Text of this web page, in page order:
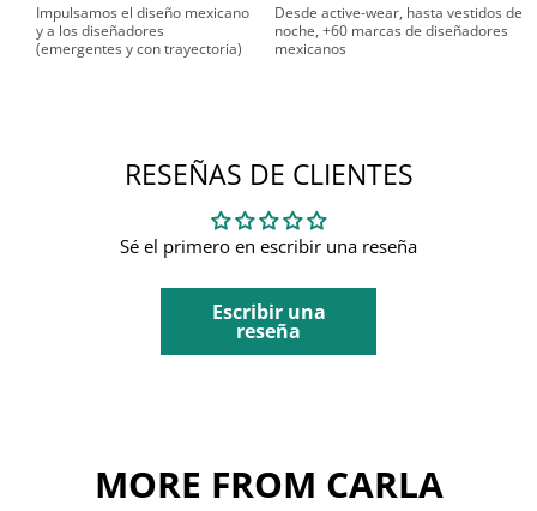
Impulsamos el diseño mexicano
y a los diseñadores
(emergentes y con trayectoria)
Desde active-wear, hasta vestidos de
noche, +60 marcas de diseñadores
mexicanos
RESEÑAS DE CLIENTES
Sé el primero en escribir una reseña
Escribir una
reseña
MORE FROM CARLA